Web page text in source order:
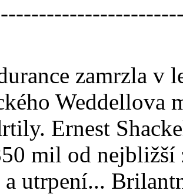
zamrzla v
Weddellova
Ernest
mil od nejbližší
a utrpení...